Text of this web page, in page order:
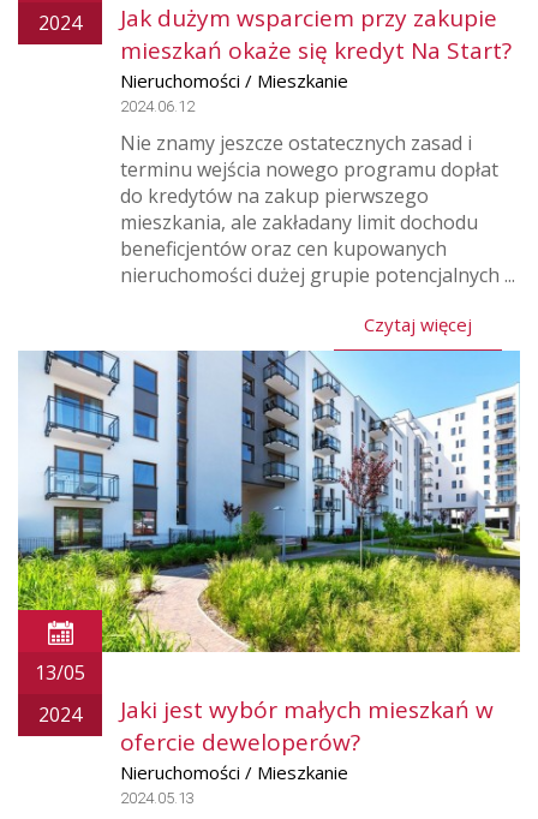
2024
Jak dużym wsparciem przy zakupie
mieszkań okaże się kredyt Na Start?
Nieruchomości / Mieszkanie
2024.06.12
Nie znamy jeszcze ostatecznych zasad i
terminu wejścia nowego programu dopłat
do kredytów na zakup pierwszego
mieszkania, ale zakładany limit dochodu
beneficjentów oraz cen kupowanych
nieruchomości dużej grupie potencjalnych ...
Czytaj więcej
13/05
2024
Jaki jest wybór małych mieszkań w
ofercie deweloperów?
Nieruchomości / Mieszkanie
2024.05.13